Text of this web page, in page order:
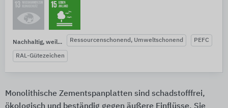
Nachhaltig, weil... Ressourcenschonend, Umweltschonend PEFC
RAL-Gütezeichen
Monolithische Zementspanplatten sind schadstofffrei,